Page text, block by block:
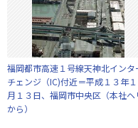
福岡都市高速１号線天神北インタ
チェンジ（IC)付近＝平成１３年１
月１３日、福岡市中央区（本社ヘ
から）